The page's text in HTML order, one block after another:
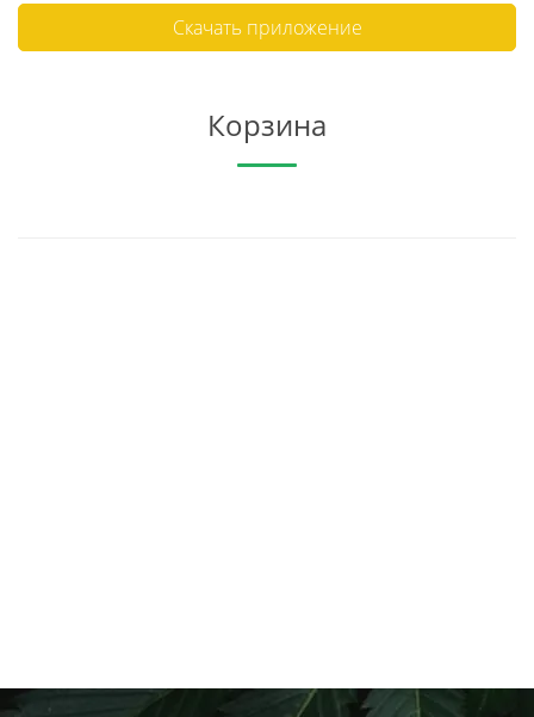
Скачать приложение
Корзина